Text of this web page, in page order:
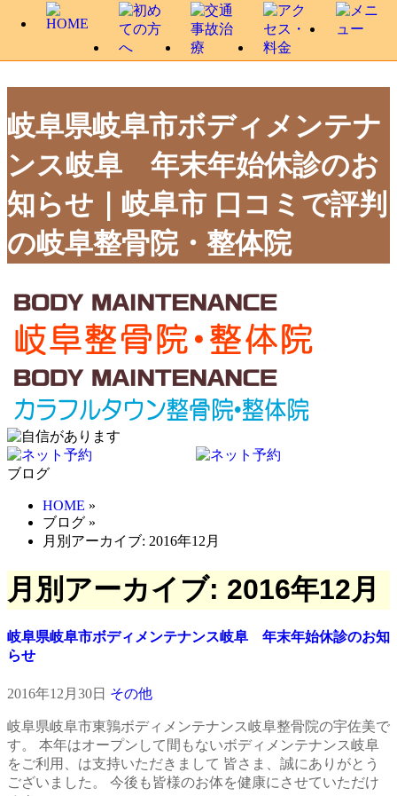
岐阜県岐阜市ボディメンテナ
ンス岐阜 年末年始休診のお
知らせ｜岐阜市 口コミで評判
の岐阜整骨院・整体院
ブログ
HOME »
ブログ »
月別アーカイブ: 2016年12月
月別アーカイブ: 2016年12月
岐阜県岐阜市ボディメンテナンス岐阜 年末年始休診のお知
らせ
2016年12月30日 その他
岐阜県岐阜市東鶉ボディメンテナンス岐阜整骨院の宇佐美で
す。 本年はオープンして間もないボディメンテナンス岐阜
をご利用、は支持いただきまして 皆さま、誠にありがとう
ございました。 今後も皆様のお体を健康にさせていただけ